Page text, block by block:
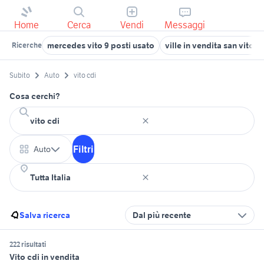
Home Cerca Vendi Messaggi
Ricerche mercedes vito 9 posti usato ville in vendita san vito
Subito Auto vito cdi
Cosa cerchi?
Auto Filtri
Salva ricerca Dal più recente
222 risultati
Vito cdi in vendita